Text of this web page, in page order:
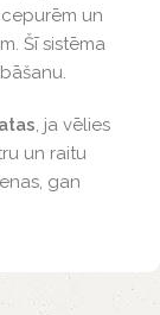
un
Šī sistēma
, ja vēlies
un raitu
gan